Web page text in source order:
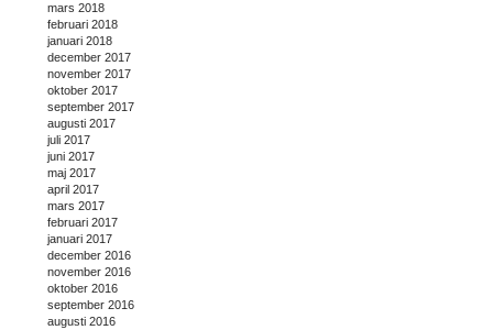
mars 2018
februari 2018
januari 2018
december 2017
november 2017
oktober 2017
september 2017
augusti 2017
juli 2017
juni 2017
maj 2017
april 2017
mars 2017
februari 2017
januari 2017
december 2016
november 2016
oktober 2016
september 2016
augusti 2016